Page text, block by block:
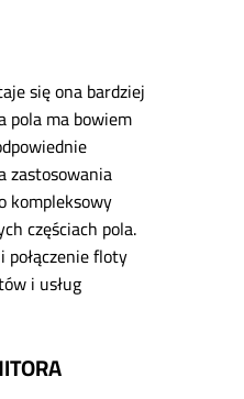
się ona bardziej
pola ma bowiem
zastosowania
kompleksowy
częściach pola.
floty
i usług